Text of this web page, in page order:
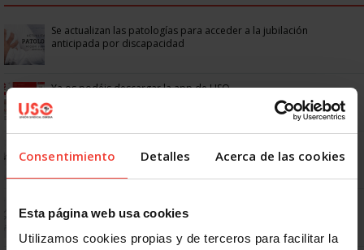
Consentimiento Detalles Acerca de las cookies
Esta página web usa cookies
Utilizamos cookies propias y de terceros para facilitar la
Se actualizan las patologías para acceder a la jubilación
anticipada por discapacidad
Ya os podéis descargar la app de USO
libre